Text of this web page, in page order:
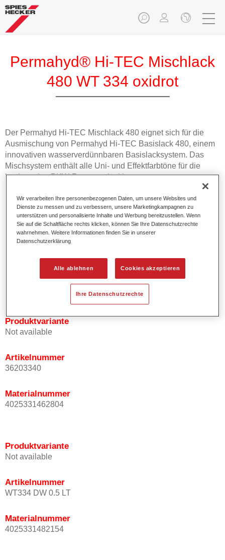
Permahyd® Hi-TEC Mischlack
480 WT 334 oxidrot
Der Permahyd Hi-TEC Mischlack 480 eignet sich für die
Ausmischung von Permahyd Hi-TEC Basislack 480, einem
innovativen wasserverdünnbaren Basislacksystem. Das
Mischsystem enthält alle Uni- und Effektfarbtöne für die
hochwertige PKW-Reparaturlackierung.
Produktmerkmale
Einfach und schnell zu verarbeiten.
Bietet eine hohe Farbtongenauigkeit und gleichmäßige
Effektausrichtung.
Fördert kurze Prozesszeiten.
Ermöglicht einfaches und sicheres Einlackieren.
Kann variabel eingesetzt werden, z.B. für Innenraum-,
Mehrschicht- und Mehrfarbenlackierungen.
Produktvariante
Not available
Artikelnummer
36203340
Materialnummer
4025331462804
Produktvariante
Not available
Artikelnummer
WT334 DW 0.5 LT
Materialnummer
4025331482154
Wir verarbeiten Ihre personenbezogenen Daten, um unsere Websites und
Dienste zu messen und zu verbessern, unsere Marketingkampagnen zu
unterstützen und personalisierte Inhalte und Werbung bereitzustellen. Wenn
Sie auf die Schaltfläche rechts klicken, können Sie Ihre Datenschutzrechte
wahrnehmen. Weitere Informationen finden Sie in unserer
Datenschutzerklärung
Alle ablehnen Cookies akzeptieren
Ihre Datenschutzrechte